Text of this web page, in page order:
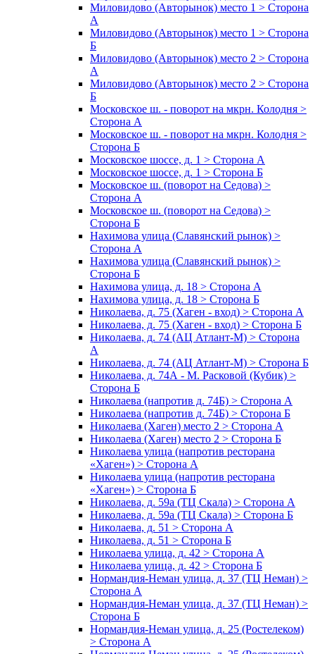
Миловидово (Авторынок) место 1 > Сторона
А
Миловидово (Авторынок) место 1 > Сторона
Б
Миловидово (Авторынок) место 2 > Сторона
А
Миловидово (Авторынок) место 2 > Сторона
Б
Московское ш. - поворот на мкрн. Колодня >
Сторона А
Московское ш. - поворот на мкрн. Колодня >
Сторона Б
Московское шоссе, д. 1 > Сторона А
Московское шоссе, д. 1 > Сторона Б
Московское ш. (поворот на Седова) >
Сторона А
Московское ш. (поворот на Седова) >
Сторона Б
Нахимова улица (Славянский рынок) >
Сторона А
Нахимова улица (Славянский рынок) >
Сторона Б
Нахимова улица, д. 18 > Сторона А
Нахимова улица, д. 18 > Сторона Б
Николаева, д. 75 (Хаген - вход) > Сторона А
Николаева, д. 75 (Хаген - вход) > Сторона Б
Николаева, д. 74 (АЦ Атлант-М) > Сторона
А
Николаева, д. 74 (АЦ Атлант-М) > Сторона Б
Николаева, д. 74А - М. Расковой (Кубик) >
Сторона Б
Николаева (напротив д. 74Б) > Сторона А
Николаева (напротив д. 74Б) > Сторона Б
Николаева (Хаген) место 2 > Сторона А
Николаева (Хаген) место 2 > Сторона Б
Николаева улица (напротив ресторана
«Хаген») > Сторона А
Николаева улица (напротив ресторана
«Хаген») > Сторона Б
Николаева, д. 59а (ТЦ Скала) > Сторона А
Николаева, д. 59а (ТЦ Скала) > Сторона Б
Николаева, д. 51 > Сторона А
Николаева, д. 51 > Сторона Б
Николаева улица, д. 42 > Сторона А
Николаева улица, д. 42 > Сторона Б
Нормандия-Неман улица, д. 37 (ТЦ Неман) >
Сторона А
Нормандия-Неман улица, д. 37 (ТЦ Неман) >
Сторона Б
Нормандия-Неман улица, д. 25 (Ростелеком)
> Сторона А